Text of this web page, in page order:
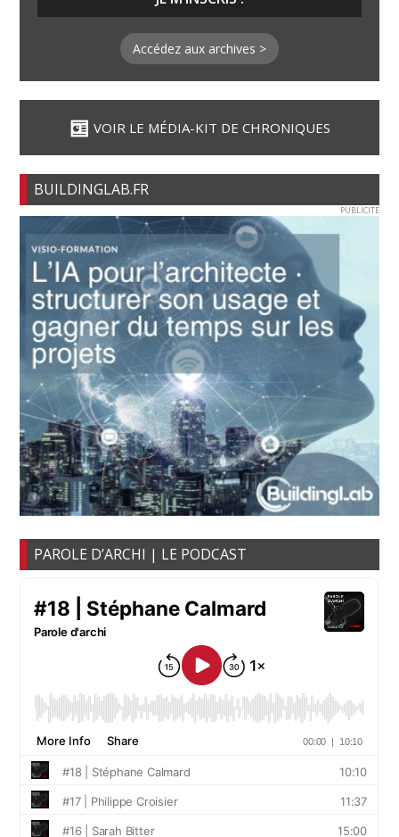
Accédez aux archives >
VOIR LE MÉDIA-KIT DE CHRONIQUES
BUILDINGLAB.FR
PUBLICITE
PAROLE D’ARCHI | LE PODCAST